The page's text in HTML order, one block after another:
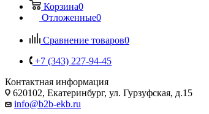
Корзина0
Отложенные0
Сравнение товаров0
+7 (343) 227-94-45
Контактная информация
620102, Екатеринбург, ул. Гурзуфская, д.15
info@b2b-ekb.ru